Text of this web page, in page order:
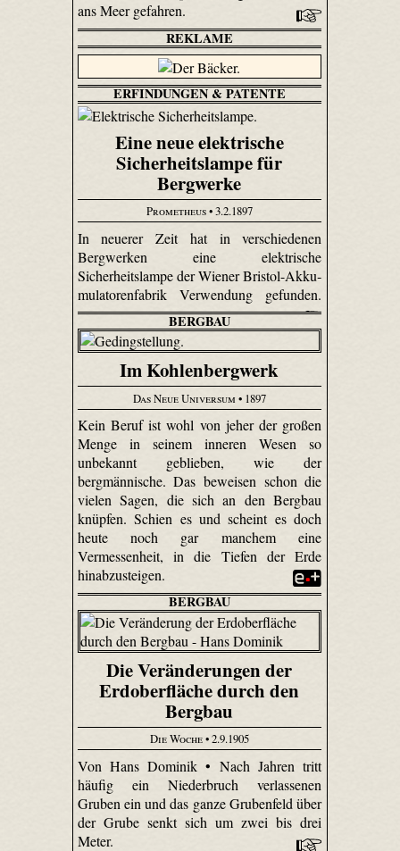
ans Meer gefahren.
REKLAME
ERFINDUNGEN & PATENTE
Eine neue elektrische
Sicherheitslampe für
Bergwerke
Prometheus• 3.2.1897
In neuerer Zeit hat in verschiedenen
Bergwerken eine elektrische
Sicherheitslampe der Wiener Bristol-Akku­
mulatoren­fabrik Verwendung gefunden.
BERGBAU
Im Kohlenbergwerk
Das Neue Universum • 1897
Kein Beruf ist wohl von jeher der großen
Menge in seinem inneren Wesen so
unbekannt geblieben, wie der
bergmännische. Das beweisen schon die
vielen Sagen, die sich an den Bergbau
knüpfen. Schien es und scheint es doch
heute noch gar manchem eine
Vermessenheit, in die Tiefen der Erde
hinabzusteigen.
BERGBAU
Die Veränderungen der
Erdoberfläche durch den
Bergbau
Die Woche• 2.9.1905
Von Hans Dominik • Nach Jahren tritt
häufig ein Niederbruch verlassenen
Gruben ein und das ganze Grubenfeld über
der Grube senkt sich um zwei bis drei
Meter.